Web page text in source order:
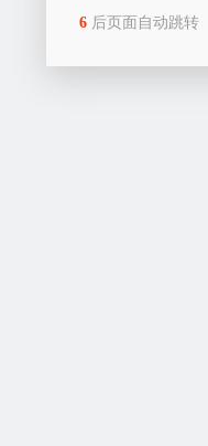
6 后页面自动跳转